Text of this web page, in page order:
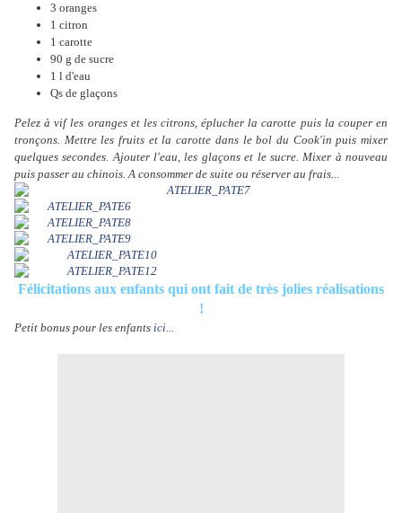
3 oranges
1 citron
1 carotte
90 g de sucre
1 l d'eau
Qs de glaçons
Pelez à vif les oranges et les citrons, éplucher la carotte puis la couper en
tronçons. Mettre les fruits et la carotte dans le bol du Cook'in puis mixer
quelques secondes. Ajouter l'eau, les glaçons et le sucre. Mixer à nouveau
puis passer au chinois. A consommer de suite ou réserver au frais...
Félicitations aux enfants qui ont fait de très jolies réalisations
!
Petit bonus pour les enfants ici...